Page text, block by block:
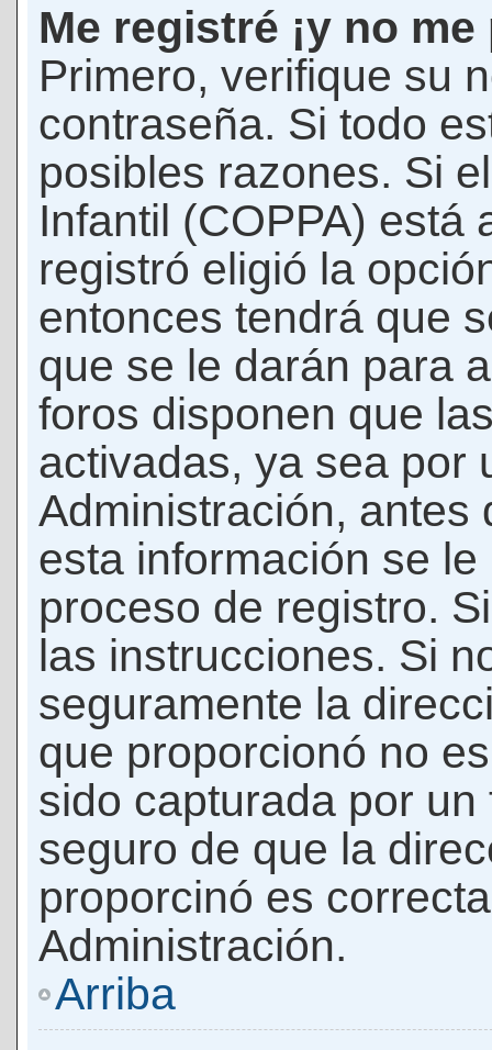
Me registré ¡y no
Primero, verifique su
contraseña. Si todo
posibles razones. Si
Infantil (COPPA) está
registró eligió la
entonces tendrá que
que se le darán para
foros disponen que
activadas, ya sea por
Administración, antes
esta información se
proceso de registro.
las instrucciones. Si
seguramente la
que proporcionó no
sido capturada por
seguro de que la
proporcinó es
Administración.
Arriba